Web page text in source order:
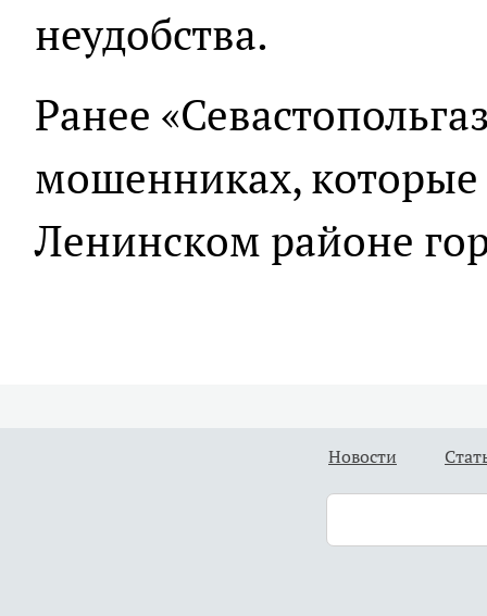
неудобства.
Ранее
мошенниках, которые
Ленинском районе
Новости